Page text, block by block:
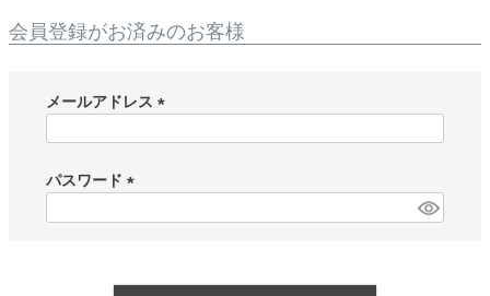
会員登録がお済みのお客様
メールアドレス
)
パスワード